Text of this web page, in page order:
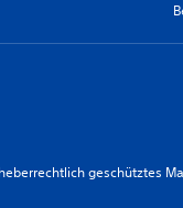
geschütztes